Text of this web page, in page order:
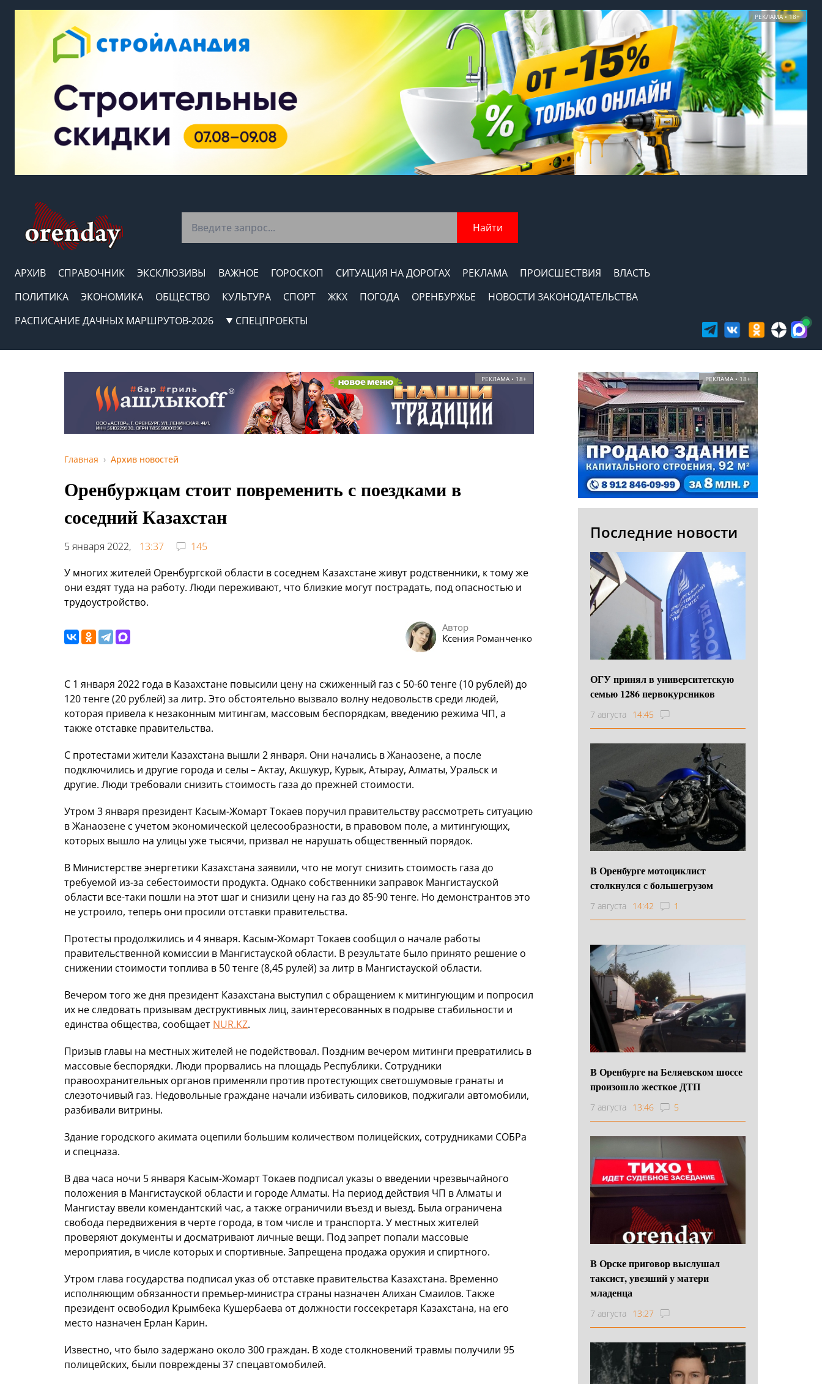
РЕКЛАМА • 18+
Найти
АРХИВ СПРАВОЧНИК ЭКСКЛЮЗИВЫ ВАЖНОЕ ГОРОСКОП СИТУАЦИЯ НА ДОРОГАХ РЕКЛАМА ПРОИСШЕСТВИЯ
ВЛАСТЬ
ПОЛИТИКА
ЭКОНОМИКА ОБЩЕСТВО КУЛЬТУРА СПОРТ ЖКХ ПОГОДА ОРЕНБУРЖЬЕ
НОВОСТИ ЗАКОНОДАТЕЛЬСТВА
РАСПИСАНИЕ ДАЧНЫХ МАРШРУТОВ-2026
СПЕЦПРОЕКТЫ
РЕКЛАМА • 18+
Главная Архив новостей
Оренбуржцам стоит повременить с поездками в
соседний Казахстан
5 января 2022, 13:37
145
У многих жителей Оренбургской области в соседнем Казахстане живут родственники, к тому же
они ездят туда на работу. Люди переживают, что близкие могут пострадать, под опасностью и
трудоустройство.
Автор
Ксения Романченко
С 1 января 2022 года в Казахстане повысили цену на сжиженный газ с 50-60 тенге (10 рублей) до
120 тенге (20 рублей) за литр. Это обстоятельно вызвало волну недовольств среди людей,
которая привела к незаконным митингам, массовым беспорядкам, введению режима ЧП, а
также отставке правительства.
С протестами жители Казахстана вышли 2 января. Они начались в Жанаозене, а после
подключились и другие города и селы – Актау, Акшукур, Курык, Атырау, Алматы, Уральск и
другие. Люди требовали снизить стоимость газа до прежней стоимости.
Утром 3 января президент Касым-Жомарт Токаев поручил правительству рассмотреть ситуацию
в Жанаозене с учетом экономической целесообразности, в правовом поле, а митингующих,
которых вышло на улицы уже тысячи, призвал не нарушать общественный порядок.
В Министерстве энергетики Казахстана заявили, что не могут снизить стоимость газа до
требуемой из-за себестоимости продукта. Однако собственники заправок Мангистауской
области все-таки пошли на этот шаг и снизили цену на газ до 85-90 тенге. Но демонстрантов это
не устроило, теперь они просили отставки правительства.
Протесты продолжились и 4 января. Касым-Жомарт Токаев сообщил о начале работы
правительственной комиссии в Мангистауской области. В результате было принято решение о
снижении стоимости топлива в 50 тенге (8,45 рулей) за литр в Мангистауской области.
Вечером того же дня президент Казахстана выступил с обращением к митингующим и попросил
их не следовать призывам деструктивных лиц, заинтересованных в подрыве стабильности и
единства общества, сообщает NUR.KZ.
Призыв главы на местных жителей не подействовал. Поздним вечером митинги превратились в
массовые беспорядки. Люди прорвались на площадь Республики. Сотрудники
правоохранительных органов применяли против протестующих светошумовые гранаты и
слезоточивый газ. Недовольные граждане начали избивать силовиков, поджигали автомобили,
разбивали витрины.
Здание городского акимата оцепили большим количеством полицейских, сотрудниками СОБРа
и спецназа.
В два часа ночи 5 января Касым-Жомарт Токаев подписал указы о введении чрезвычайного
положения в Мангистауской области и городе Алматы. На период действия ЧП в Алматы и
Мангистау ввели комендантский час, а также ограничили въезд и выезд. Была ограничена
свобода передвижения в черте города, в том числе и транспорта. У местных жителей
проверяют документы и досматривают личные вещи. Под запрет попали массовые
мероприятия, в числе которых и спортивные. Запрещена продажа оружия и спиртного.
Утром глава государства подписал указ об отставке правительства Казахстана. Временно
исполняющим обязанности премьер-министра страны назначен Алихан Смаилов. Также
президент освободил Крымбека Кушербаева от должности госсекретаря Казахстана, на его
место назначен Ерлан Карин.
Известно, что было задержано около 300 граждан. В ходе столкновений травмы получили 95
полицейских, были повреждены 37 спецавтомобилей.
РЕКЛАМА • 18+
Последние новости
ОГУ принял в университетскую
семью 1286 первокурсников
7 августа 14:45
В Оренбурге мотоциклист
столкнулся с большегрузом
7 августа 14:42 1
В Оренбурге на Беляевском шоссе
произошло жесткое ДТП
7 августа 13:46 5
В Орске приговор выслушал
таксист, увезший у матери
младенца
7 августа 13:27